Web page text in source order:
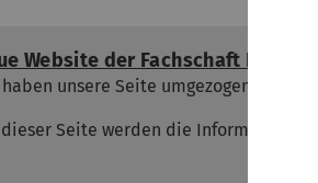
Website der Fachschaft
unsere Seite umgezogen. Die
Seite werden die